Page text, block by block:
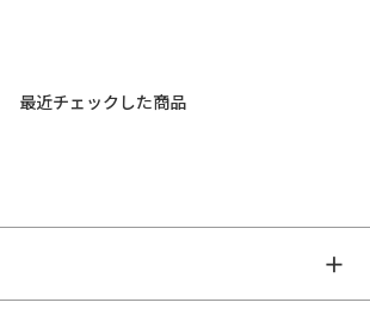
最近チェックした商品